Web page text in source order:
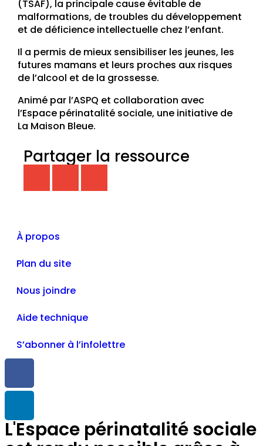
(TSAF), la principale cause évitable de
malformations, de troubles du développement
et de déficience intellectuelle chez l’enfant.
Il a permis de mieux sensibiliser les jeunes, les
futures mamans et leurs proches aux risques
de l’alcool et de la grossesse.
Animé par l’ASPQ et collaboration avec
l’Espace périnatalité sociale, une initiative de
La Maison Bleue.
Partager la ressource
À propos
Plan du site
Nous joindre
Aide technique
S’abonner à l’infolettre
L'Espace périnatalité sociale